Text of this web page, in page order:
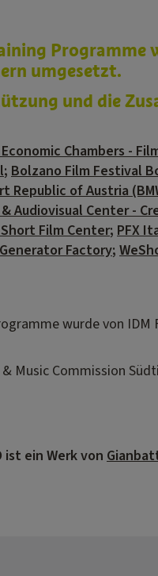
umgesetzt.
und die
Chambers -
; Bolzano Film Festival
Republic of Austria
Audiovisual Center -
Film Center; PFX
Factory;
wurde von
& Music Commission
ist ein Werk von